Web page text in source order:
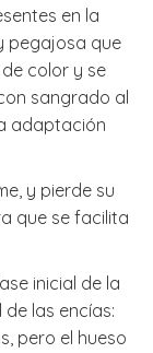
en la
pegajosa que
color y se
sangrado al
adaptación
y pierde su
que se facilita
inicial de la
las encías:
pero el hueso